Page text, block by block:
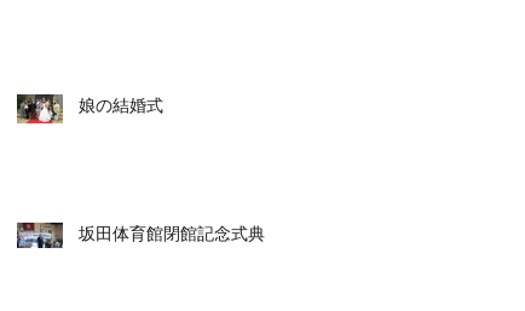
娘の結婚式
坂田体育館閉館記念式典